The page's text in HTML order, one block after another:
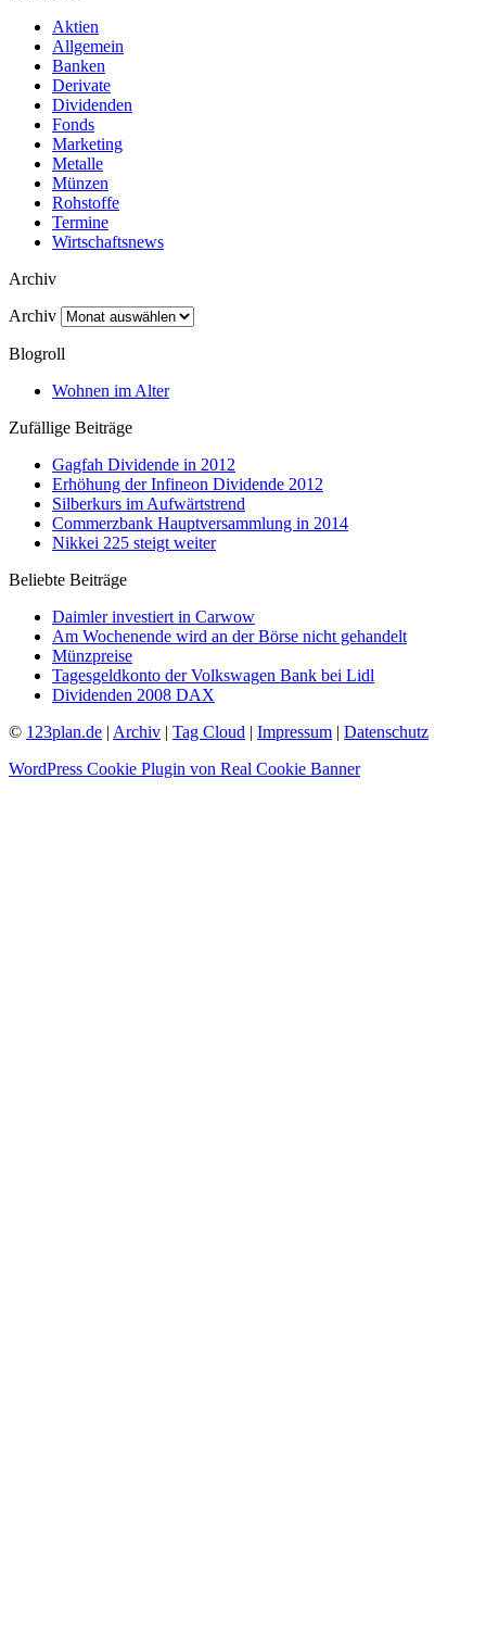
Aktien
Allgemein
Banken
Derivate
Dividenden
Fonds
Marketing
Metalle
Münzen
Rohstoffe
Termine
Wirtschaftsnews
Archiv
Archiv
Blogroll
Wohnen im Alter
Zufällige Beiträge
Gagfah Dividende in 2012
Erhöhung der Infineon Dividende 2012
Silberkurs im Aufwärtstrend
Commerzbank Hauptversammlung in 2014
Nikkei 225 steigt weiter
Beliebte Beiträge
Daimler investiert in Carwow
Am Wochenende wird an der Börse nicht gehandelt
Münzpreise
Tagesgeldkonto der Volkswagen Bank bei Lidl
Dividenden 2008 DAX
© 123plan.de | Archiv | Tag Cloud | Impressum | Datenschutz
WordPress Cookie Plugin von Real Cookie Banner